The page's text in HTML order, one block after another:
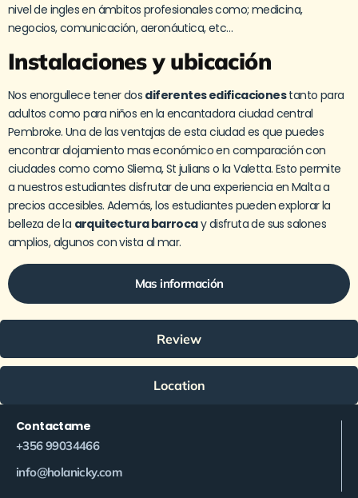
Review
Location
nivel de ingles en ámbitos profesionales como; medicina,
negocios, comunicación, aeronáutica, etc…
Instalaciones y ubicación
Nos enorgullece tener dos diferentes edificacionestanto para
adultos como para niños en la encantadora ciudad central
Pembroke. Una de las ventajas de esta ciudad es que puedes
encontrar alojamiento mas económico en comparación con
ciudades como como Sliema, St julians o la Valetta. Esto permite
a nuestros estudiantes disfrutar de una experiencia en Malta a
precios accesibles. Además, los estudiantes pueden explorar la
belleza de la arquitectura barrocay disfruta de sus salones
amplios, algunos con vista al mar.
Mas información
Contactame
+356 99034466
info@holanicky.com